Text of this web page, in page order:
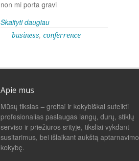
non mi porta gravi
Skaityti daugiau
business, conferrence
Apie mus
Mūsų tikslas – greitai ir kokybiškai suteikti
profesionalias paslaugas langų, durų, stiklų
serviso ir priežiūros srityje, tiksliai vykdant
susitarimus, bei išlaikant aukštą aptarnavimo
kokybę.